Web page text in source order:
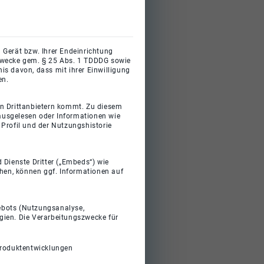
bzw. Ihrer Endeinrichtung
gem. § 25 Abs. 1 TDDDG sowie
davon, dass mit ihrer Einwilligung
Drittanbietern kommt. Zu diesem
oder Informationen wie
Profil und der Nutzungshistorie
Dritter („Embeds“) wie
können ggf. Informationen auf
(Nutzungsanalyse,
Die Verarbeitungszwecke für